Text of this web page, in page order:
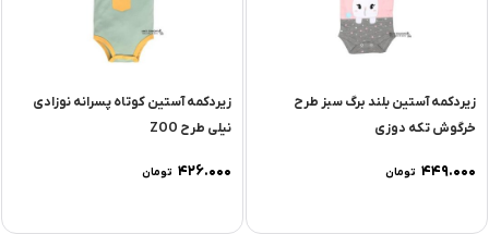
زیردکمه آستین بلند برگ سبز طرح
خرگوش تکه دوزی
۴۴۹.۰۰۰ تومان
زیردکمه آستین کوتاه پسرانه نوزادی
نیلی طرح ZOO
۴۲۶.۰۰۰ تومان